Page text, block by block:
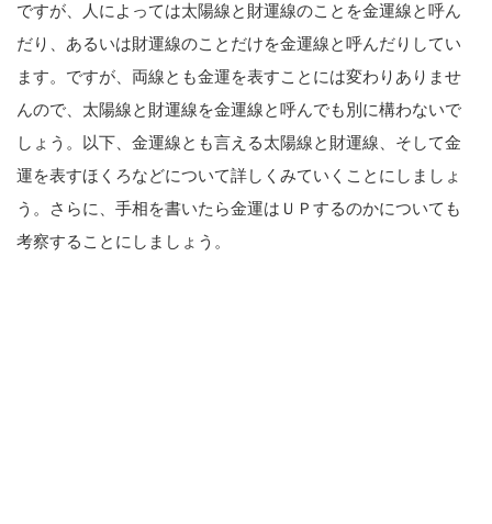
ですが、人によっては太陽線と財運線のことを金運線と呼ん
だり、あるいは財運線のことだけを金運線と呼んだりしてい
ます。ですが、両線とも金運を表すことには変わりありませ
んので、太陽線と財運線を金運線と呼んでも別に構わないで
しょう。以下、金運線とも言える太陽線と財運線、そして金
運を表すほくろなどについて詳しくみていくことにしましょ
う。さらに、手相を書いたら金運はＵＰするのかについても
考察することにしましょう。